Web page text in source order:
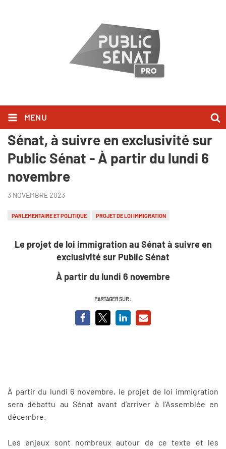
MENU
Le projet de loi immigration au
Sénat, à suivre en exclusivité sur
Public Sénat - À partir du lundi 6
novembre
3 NOVEMBRE 2023
PARLEMENTAIRE ET POLITIQUE PROJET DE LOI IMMIGRATION
Le projet de loi immigration au Sénat à suivre en
exclusivité sur Public Sénat
À partir du lundi 6 novembre
PARTAGER SUR :
À partir du lundi 6 novembre, le projet de loi immigration
sera débattu au Sénat avant d’arriver à l’Assemblée en
décembre.
Les enjeux sont nombreux autour de ce texte et les